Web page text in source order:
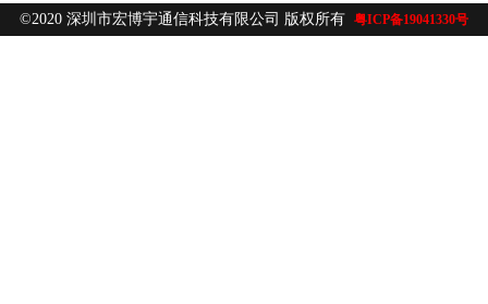
©2020 深圳市宏博宇通信科技有限公司 版权所有 粤ICP备19041330号